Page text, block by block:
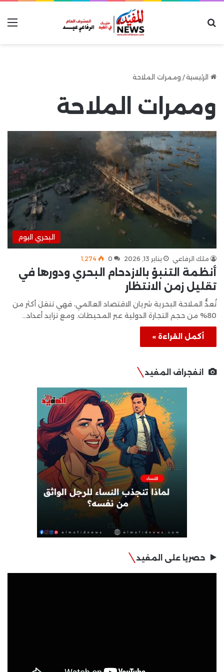
الرئيسية/ وممرات الملاحة
وممرات الملاحة
البحري اليوم
ملك الرفاعي يناير 13, 2026 0 1٬274
أنظمة التنبؤ بالازدحام البحري ودورها في
تقليل زمن الانتظار
تُعدُّ الملاحة البحرية شريان الاقتصاد العالمي، فهي تنقل أكثر من
80% من حجم التجارة الدولية عبر المحيطات. ومع تزايد أعداد…
أكمل القراءة »
انفجراف المفيد
حصريا على المفيد